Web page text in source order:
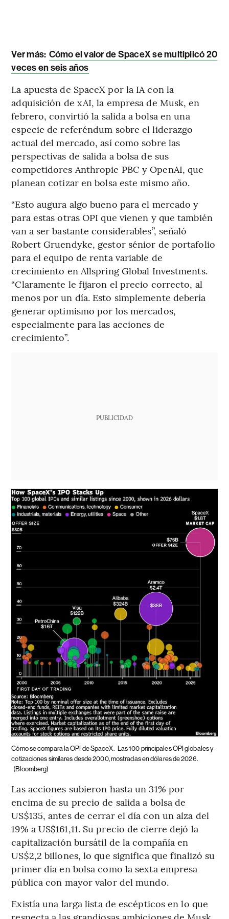
Ver más: Cómo el valor de SpaceX se multiplicó 20
veces en seis años
La apuesta de SpaceX por la IA con la
adquisición de xAI, la empresa de Musk, en
febrero, convirtió la salida a bolsa en una
especie de referéndum sobre el liderazgo
actual del mercado, así como sobre las
perspectivas de salida a bolsa de sus
competidores Anthropic PBC y OpenAI, que
planean cotizar en bolsa este mismo año.
“Esto augura algo bueno para el mercado y
para estas otras OPI que vienen y que también
van a ser bastante considerables”, señaló
Robert Gruendyke, gestor sénior de portafolio
para el equipo de renta variable de
crecimiento en Allspring Global Investments.
“Claramente le fijaron el precio correcto, al
menos por un día. Esto simplemente debería
generar optimismo por los mercados,
especialmente para las acciones de
crecimiento”.
PUBLICIDAD
Cómo se compara la OPI de SpaceX.
Las 100 principales OPI globales y
cotizaciones similares desde 2000, mostradas en dólares de 2026.
(Bloomberg)
Las acciones subieron hasta un 31% por
encima de su precio de salida a bolsa de
US$135, antes de cerrar el día con un alza del
19% a US$161,11. Su precio de cierre dejó la
capitalización bursátil de la compañía en
US$2,2 billones, lo que significa que finalizó su
primer día en bolsa como la sexta empresa
pública con mayor valor del mundo.
Existía una larga lista de escépticos en lo que